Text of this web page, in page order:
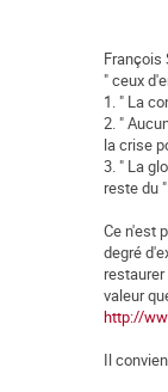
François
" ceux
1. " La
2. "
la crise
3. " La
reste du
Ce n'est
degré
valeur
http://
Il